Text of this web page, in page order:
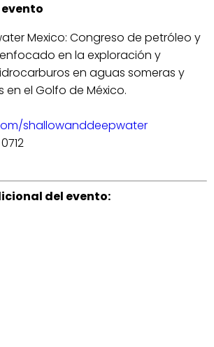
Mexico: Congreso de petróleo y
en la exploración y
en aguas someras y
el Golfo de México.
shallowanddeepwater
del evento: